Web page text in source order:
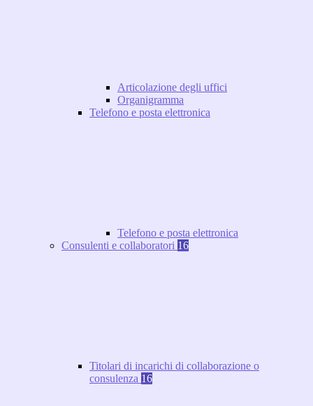
Articolazione degli uffici
Organigramma
Telefono e posta elettronica
Telefono e posta elettronica
Consulenti e collaboratori 16
Titolari di incarichi di collaborazione o
consulenza 16